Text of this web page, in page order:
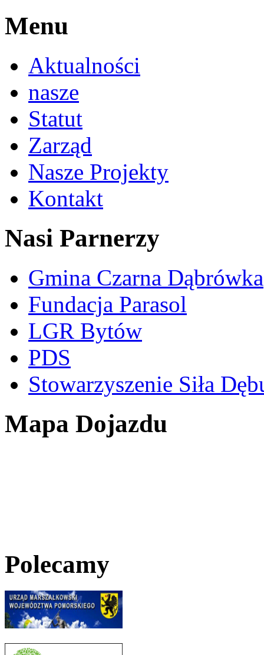
Menu
Aktualności
nasze
Statut
Zarząd
Nasze Projekty
Kontakt
Nasi Parnerzy
Gmina Czarna Dąbrówka
Fundacja Parasol
LGR Bytów
PDS
Stowarzyszenie Siła
Mapa Dojazdu
Polecamy